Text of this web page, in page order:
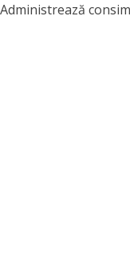
Administrează